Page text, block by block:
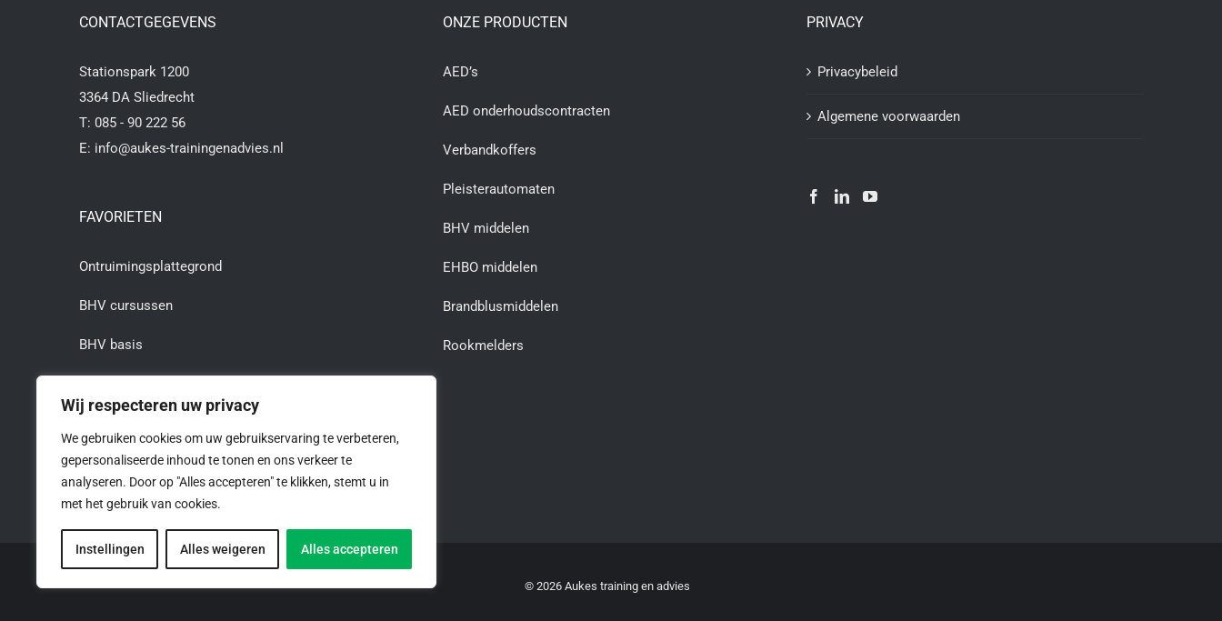
Wij respecteren uw privacy
We gebruiken cookies om uw gebruikservaring te verbeteren,
gepersonaliseerde inhoud te tonen en ons verkeer te
analyseren. Door op "Alles accepteren" te klikken, stemt u in
met het gebruik van cookies.
Instellingen Alles weigeren Alles accepteren
CONTACTGEGEVENS
Stationspark 1200
3364 DA Sliedrecht
T: 085 - 90 222 56
E: info@aukes-trainingenadvies.nl
FAVORIETEN
Ontruimingsplattegrond
BHV cursussen
BHV basis
BHV cursus Dordrecht
ONZE PRODUCTEN
AED’s
AED onderhoudscontracten
Verbandkoffers
Pleisterautomaten
BHV middelen
EHBO middelen
Brandblusmiddelen
Rookmelders
PRIVACY
Privacybeleid
Algemene voorwaarden
© 2026 Aukes training en advies